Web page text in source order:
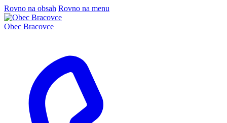
Rovno na obsah Rovno na menu
Obec Bracovce